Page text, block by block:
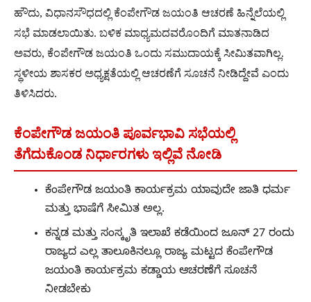
ಹೌದು, ವಿಧಾನಸೌಧದಲ್ಲಿ ಕೆಂಪೇಗೌಡ ಜಯಂತಿ ಆಚರಣೆ ಹಿನ್ನೆಲೆಯಲ್ಲಿ
ಸಭೆ ಮಾಡಲಾಯಿತು. ಬಳಿಕ ಮಾಧ್ಯಮದವರೊಂದಿಗೆ ಮಾತನಾಡಿದ
ಅವರು, ಕೆಂಪೇಗೌಡ ಜಯಂತಿ ಒಂದು ಸಮುದಾಯಕ್ಕೆ ಸೀಮಿತವಾಗಿಲ್ಲ.
ಸ್ಥಳೀಯ ಶಾಸಕರ ಅಧ್ಯಕ್ಷತೆಯಲ್ಲಿ ಆಚರಣೆಗೆ ಸೂಚನೆ ನೀಡಿದ್ದೇವೆ ಎಂದು
ತಿಳಿಸಿದರು.
ಕೆಂಪೇಗೌಡ ಜಯಂತಿ ಪೂರ್ವಭಾವಿ ಸಭೆಯಲ್ಲಿ
ತೆಗೆದುಕೊಂಡ ನಿರ್ಧಾರಗಳು ಇಲ್ಲಿವೆ ನೋಡಿ
ಕೆಂಪೇಗೌಡ ಜಯಂತಿ ಕಾರ್ಯಕ್ರಮ ಯಾವುದೇ ಜಾತಿ ಧರ್ಮ
ಮತ್ತು ಭಾಷೆಗೆ ಸೀಮಿತ ಅಲ್ಲ.
ಕನ್ನಡ ಮತ್ತು ಸಂಸ್ಕೃತಿ ಇಲಾಖೆ ಕಡೆಯಿಂದ ಜೂನ್ 27 ರಂದು
ರಾಜ್ಯದ ಎಲ್ಲ ತಾಲೂಕಿನಲ್ಲೂ ರಾಜ್ಯ ಮಟ್ಟದ ಕೆಂಪೇಗೌಡ
ಜಯಂತಿ ಕಾರ್ಯಕ್ರಮ ಕಡ್ಡಾಯ ಆಚರಣೆಗೆ ಸೂಚನೆ
ನೀಡಬೇಕು